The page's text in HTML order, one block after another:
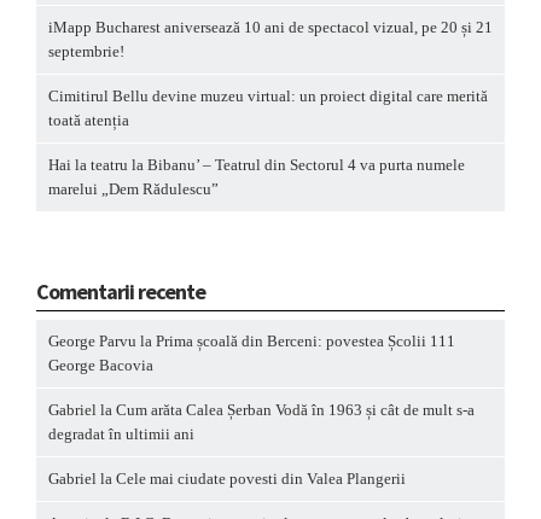
iMapp Bucharest aniversează 10 ani de spectacol vizual, pe 20 și 21
septembrie!
Cimitirul Bellu devine muzeu virtual: un proiect digital care merită
toată atenția
Hai la teatru la Bibanu’ – Teatrul din Sectorul 4 va purta numele
marelui „Dem Rădulescu”
Comentarii recente
George Parvu la Prima școală din Berceni: povestea Școlii 111
George Bacovia
Gabriel la Cum arăta Calea Șerban Vodă în 1963 și cât de mult s-a
degradat în ultimii ani
Gabriel la Cele mai ciudate povesti din Valea Plangerii